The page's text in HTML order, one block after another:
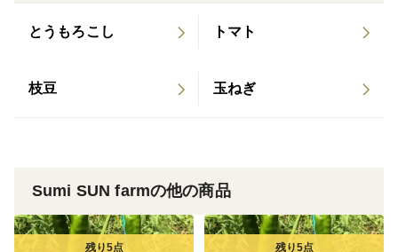
200ｇ
※作物の成長を見ながら、商品が用意出来次第、順番に
発送いたします。場合によってはお時間をいただくこと
も有りますので、ご了承の上ご注文ください。※
とうもろこし トマト
枝豆 玉ねぎ
Sumi SUN farmの他の商品